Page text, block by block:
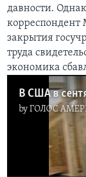
СОЦИАЛЬНЫЕ СЕТИ
Языки
давности.
корреспондент
закрытия
труда
экономика
byГОЛОС
No